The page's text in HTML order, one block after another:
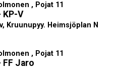
, Pojat 11
KP-V
Kruunupyy. Heimsjöplan N
, Pojat 11
FF Jaro